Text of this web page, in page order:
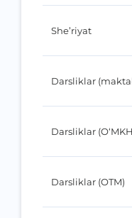
She’riyat
Darsliklar
Darsliklar
Darsliklar (OTM)